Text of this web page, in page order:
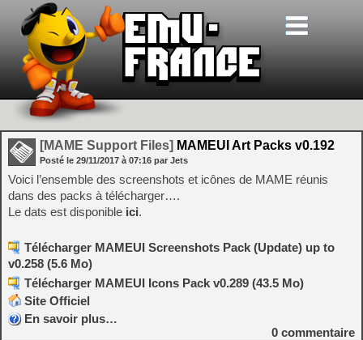
[MAME Support Files] MAMEUI Art Packs v0.192
Posté le 29/11/2017 à 07:16 par Jets
Voici l’ensemble des screenshots et icônes de MAME réunis
dans des packs à télécharger….
Le dats est disponible ici.
Télécharger MAMEUI Screenshots Pack (Update) up to
v0.258 (5.6 Mo)
Télécharger MAMEUI Icons Pack v0.289 (43.5 Mo)
Site Officiel
En savoir plus…
0 commentaire